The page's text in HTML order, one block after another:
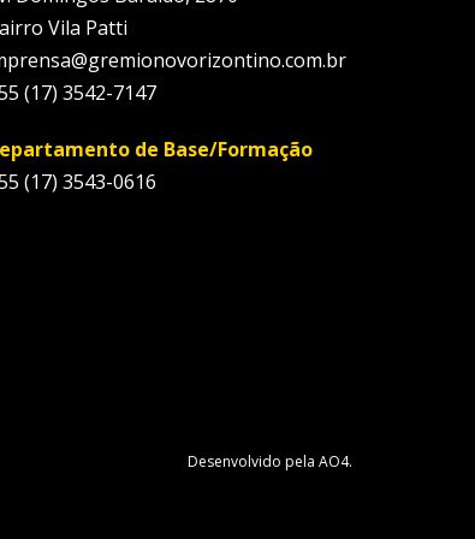
Vila Patti
(17) 3542-7147
de Base/Formação
(17) 3543-0616
Desenvolvido pela AO4.